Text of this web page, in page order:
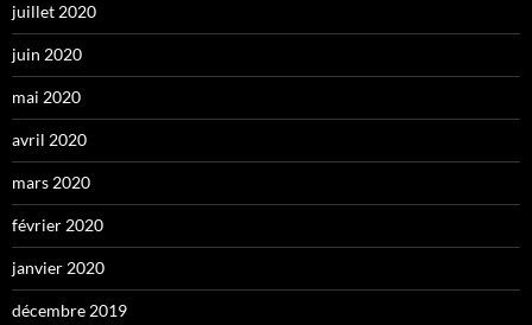
juillet 2020
juin 2020
mai 2020
avril 2020
mars 2020
février 2020
janvier 2020
décembre 2019